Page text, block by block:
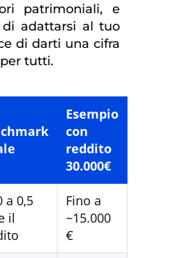
patrimoniali, e
adattarsi al tuo
di darti una cifra
tutti.
Esempio
con
reddito
30.000€
a 0,5
il
Fino a
~15.000
€